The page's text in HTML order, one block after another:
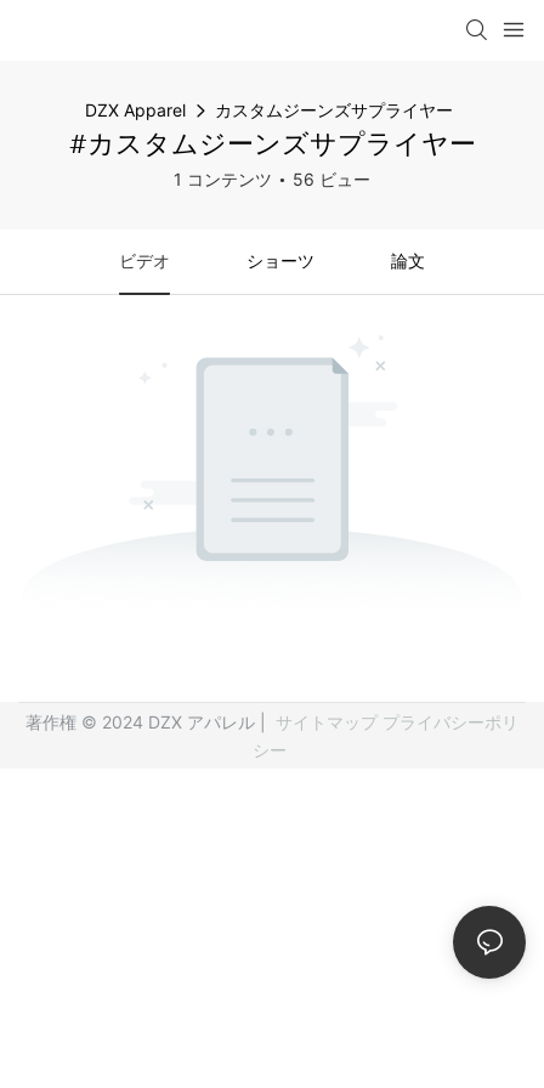
DZX Apparel カスタムジーンズサプライヤー
#カスタムジーンズサプライヤー
1 コンテンツ 56 ビュー
ビデオ ショーツ 論文
著作権 © 2024 DZX アパレル | サイトマップ プライバシーポリ
シー